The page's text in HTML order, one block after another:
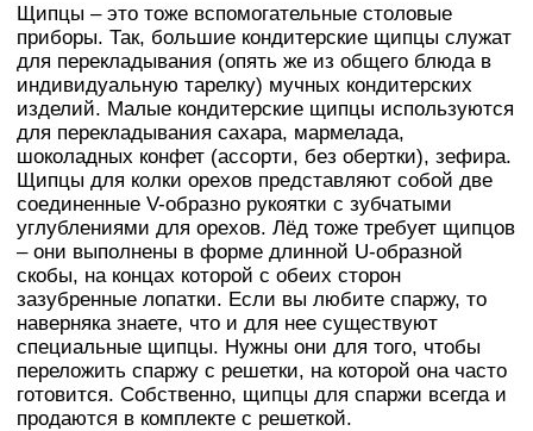
Щипцы – это тоже вспомогательные столовые
приборы. Так, большие кондитерские щипцы служат
для перекладывания (опять же из общего блюда в
индивидуальную тарелку) мучных кондитерских
изделий. Малые кондитерские щипцы используются
для перекладывания сахара, мармелада,
шоколадных конфет (ассорти, без обертки), зефира.
Щипцы для колки орехов представляют собой две
соединенные V-образно рукоятки с зубчатыми
углублениями для орехов. Лёд тоже требует щипцов
– они выполнены в форме длинной U-образной
скобы, на концах которой с обеих сторон
зазубренные лопатки. Если вы любите спаржу, то
наверняка знаете, что и для нее существуют
специальные щипцы. Нужны они для того, чтобы
переложить спаржу с решетки, на которой она часто
готовится. Собственно, щипцы для спаржи всегда и
продаются в комплекте с решеткой.